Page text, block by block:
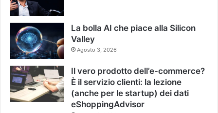
La bolla AI che piace alla Silicon
Valley
Agosto 3, 2026
Il vero prodotto dell’e-commerce?
È il servizio clienti: la lezione
(anche per le startup) dei dati
eShoppingAdvisor